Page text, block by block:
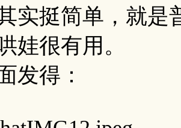
实挺简单，就是
娃很有用。
发得：